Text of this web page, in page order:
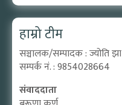
हाम्रो टीम
सञ्चालक/सम्पादक : ज्योति झा
सम्पर्क नं. : 9854028664
संवाददाता